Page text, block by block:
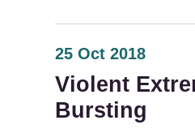
25 Oct 2018
Violent
Bursting